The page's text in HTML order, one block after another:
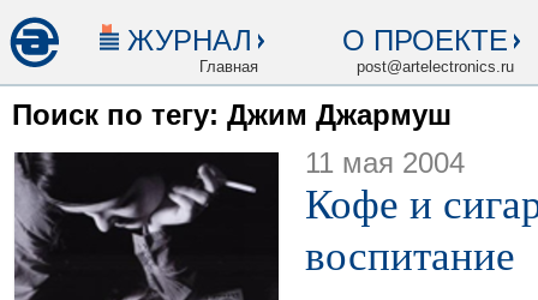
ЖУРНАЛ
Главная
О ПРОЕКТЕ
post@artelectronics.ru
Поиск по тегу: Джим Джармуш
11 мая 2004
Кофе и
воспитание